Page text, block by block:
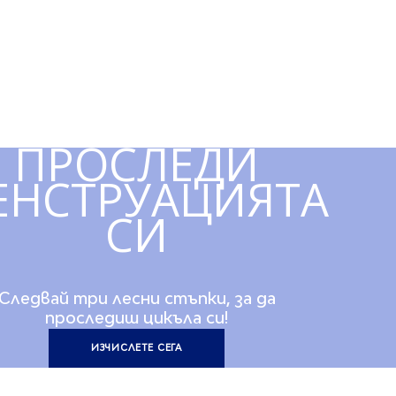
ПРОСЛЕДИ
СИ
три лесни стъпки, за да
проследиш цикъла си!
ИЗЧИСЛЕТЕ СЕГА